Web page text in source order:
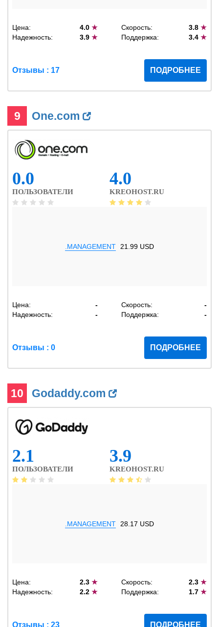
Цена: 4.0★ Скорость: 3.8 ★
Надежность:
3.9★ Поддержка: 3.4 ★
Отзывы : 17 ПОДРОБНЕЕ
9 One.com
0.0
ПОЛЬЗОВАТЕЛИ
4.0
KREOHOST.RU
.MANAGEMENT 21.99 USD
Цена: - Скорость:
-
Надежность:
- Поддержка: -
Отзывы : 0 ПОДРОБНЕЕ
10 Godaddy.com
2.1
ПОЛЬЗОВАТЕЛИ
3.9
KREOHOST.RU
.MANAGEMENT 28.17 USD
Цена: 2.3★ Скорость: 2.3 ★
Надежность:
2.2★ Поддержка: 1.7 ★
Отзывы : 23 ПОДРОБНЕЕ